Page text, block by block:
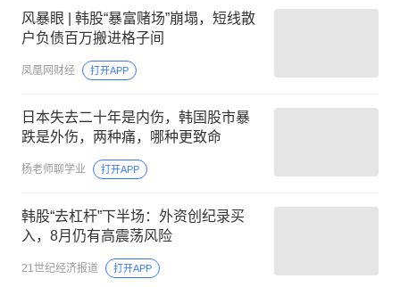
风暴眼 | 韩股“暴富赌场”崩塌，短线散
户负债百万搬进格子间
凤凰网财经 打开APP
日本失去二十年是内伤，韩国股市暴
跌是外伤，两种痛，哪种更致命
杨老师聊学业 打开APP
韩股“去杠杆”下半场：外资创纪录买
入，8月仍有高震荡风险
21世纪经济报道 打开APP